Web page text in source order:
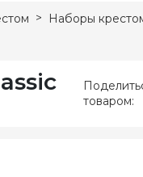
Наборы
товаром: